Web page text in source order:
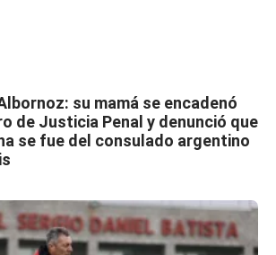
su mamá se encadenó
de Justicia Penal y denunció que
se fue del consulado argentino